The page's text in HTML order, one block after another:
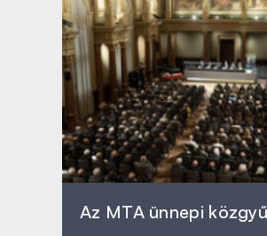
Az MTA ünnepi